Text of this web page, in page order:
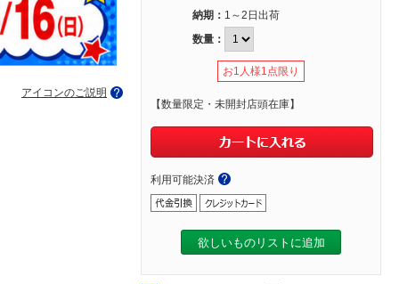
アイコンのご説明
納期： 1～2日出荷
数量：
お1人様1点限り
【数量限定・未開封店頭在庫】
利用可能決済
欲しいものリストに追加